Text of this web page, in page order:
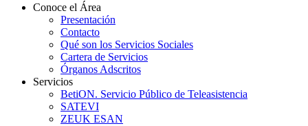
Conoce el Área
Presentación
Contacto
Qué son los Servicios Sociales
Cartera de Servicios
Órganos Adscritos
Servicios
BetiON. Servicio Público de Teleasistencia
SATEVI
ZEUK ESAN